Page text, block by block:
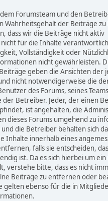
dem Forumsteam und den
Wahrheitsgehalt der Beiträge
dass wir die Beiträge nicht aktiv
für die Inhalte
Vollständigkeit oder
nicht gewährleisten.
geben die Ansichten der
nicht notwendigerweise die
des Forums, seines
Betreiber. Jeder, der einen
ist angehalten, die
dieses Forums umgehend zu
die Betreiber behalten sich
Inhalte innerhalb eines
falls sie entscheiden,
ist. Da es sich hierbei um ein
verstehe bitte, dass es nicht
Beiträge zu entfernen oder
gelten ebenso für die in